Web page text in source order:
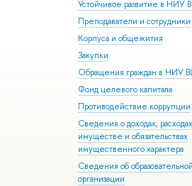
Устойчивое развитие в
Преподаватели и сотрудники
Корпуса и общежития
Закупки
Обращения граждан в НИУ
Фонд целевого капитала
Противодействие коррупции
Сведения о доходах,
имуществе и обязательствах
имущественного характера
Сведения об образовательной
организации